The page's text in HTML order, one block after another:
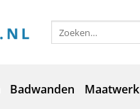
Zoeken
naar:
Badwanden Maatwerk